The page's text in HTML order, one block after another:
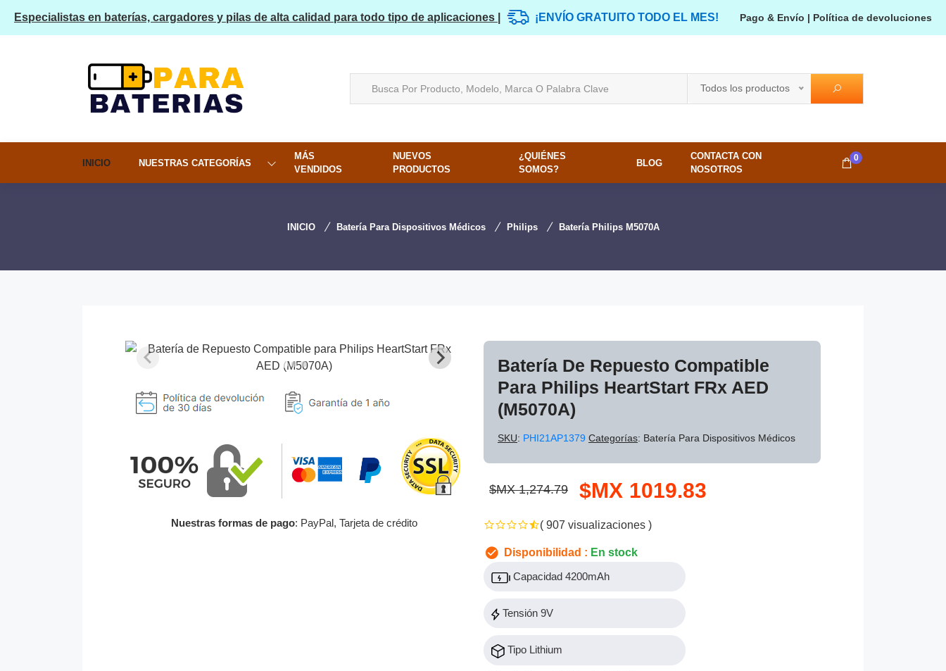
Especialistas en baterías, cargadores y pilas de alta calidad para todo tipo de aplicaciones | ¡ENVÍO GRATUITO TODO EL MES! Pago & Envío | Política de devoluciones
Todos los productos
INICIO NUESTRAS CATEGORÍAS
MÁS
VENDIDOS
NUEVOS
PRODUCTOS
¿QUIÉNES
SOMOS?
BLOG
CONTACTA CON
NOSOTROS
0
INICIO Batería Para Dispositivos Médicos Philips Batería Philips M5070A
Nuestras formas de pago: PayPal, Tarjeta de crédito
Batería De Repuesto Compatible
Para Philips HeartStart FRx AED
(M5070A)
SKU: PHI21AP1379 Categorías: Batería Para Dispositivos Médicos
$MX 1,274.79 $MX 1019.83
( 907 visualizaciones )
Disponibilidad : En stock
Capacidad 4200mAh
Tensión 9V
Tipo Lithium